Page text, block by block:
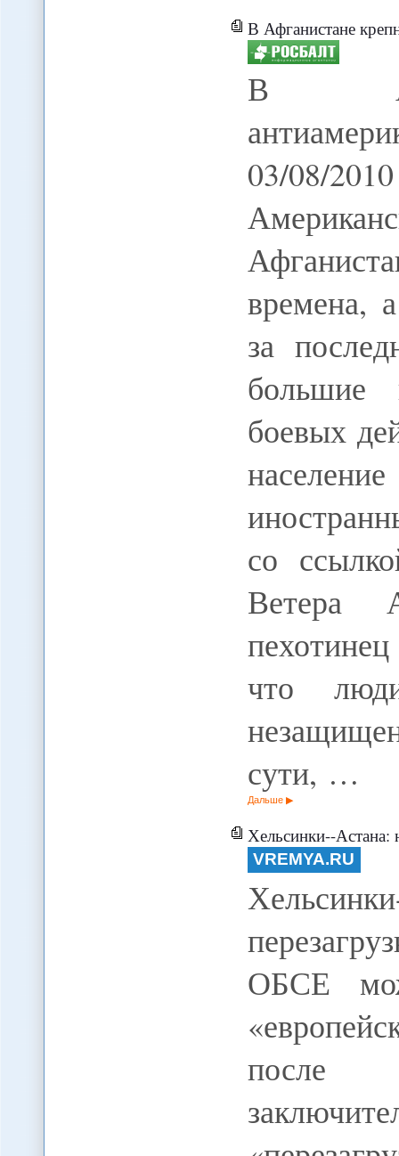
В Афганистане крепнут
В
03/08/
времена,
за
большие
боевых
со
Ветера
что
сути, …
Дальше
Хельсинки--Астана:
VREMYA.RU
ОБСЕ
после